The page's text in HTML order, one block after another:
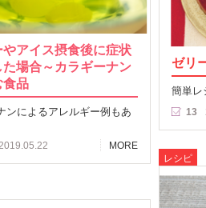
やアイス摂食後に症状
た場合～カラギーナン
食品
ンによるアレルギー例もあ
MORE
ゼリ
簡単
13
レシピ